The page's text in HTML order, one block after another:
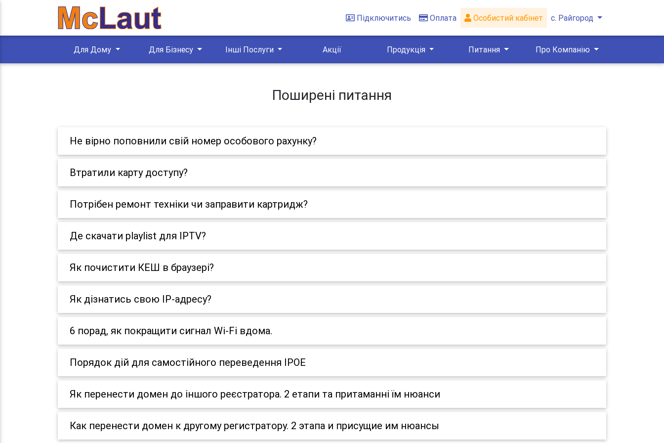
Підключитись Оплата Особистий кабінет с. Райгород
Для Дому Для Бізнесу Інші Послуги Акції Продукція Питання Про Компанію
Поширені питання
Не вірно поповнили свій номер особового рахунку?
Втратили карту доступу?
Потрібен ремонт техніки чи заправити картридж?
Де скачати playlist для IPTV?
Як почистити КЕШ в браузері?
Як дізнатись свою IP-адресу?
6 порад, як покращити сигнал Wi-Fi вдома.
Порядок дій для самостійного переведення IPOE
Як перенести домен до іншого реєстратора. 2 етапи та притаманні їм нюанси
Как перенести домен к другому регистратору. 2 этапа и присущие им нюансы